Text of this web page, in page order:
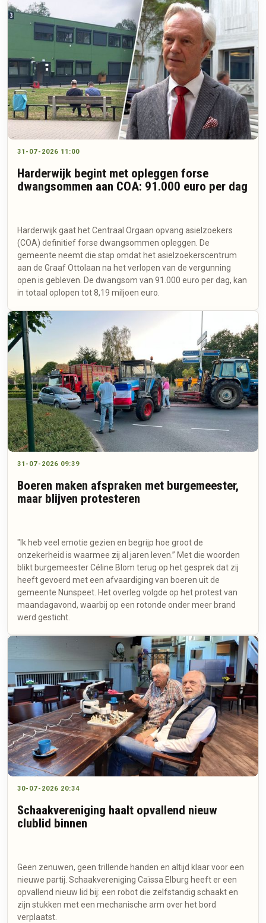
31-07-2026 11:00
Harderwijk begint met opleggen forse
dwangsommen aan COA: 91.000 euro per dag
Harderwijk gaat het Centraal Orgaan opvang asielzoekers
(COA) definitief forse dwangsommen opleggen. De
gemeente neemt die stap omdat het asielzoekerscentrum
aan de Graaf Ottolaan na het verlopen van de vergunning
open is gebleven. De dwangsom van 91.000 euro per dag, kan
in totaal oplopen tot 8,19 miljoen euro.
31-07-2026 09:39
Boeren maken afspraken met burgemeester,
maar blijven protesteren
"Ik heb veel emotie gezien en begrijp hoe groot de
onzekerheid is waarmee zij al jaren leven.” Met die woorden
blikt burgemeester Céline Blom terug op het gesprek dat zij
heeft gevoerd met een afvaardiging van boeren uit de
gemeente Nunspeet. Het overleg volgde op het protest van
maandagavond, waarbij op een rotonde onder meer brand
werd gesticht.
30-07-2026 20:34
Schaakvereniging haalt opvallend nieuw
clublid binnen
Geen zenuwen, geen trillende handen en altijd klaar voor een
nieuwe partij. Schaakvereniging Caïssa Elburg heeft er een
opvallend nieuw lid bij: een robot die zelfstandig schaakt en
zijn stukken met een mechanische arm over het bord
verplaatst.